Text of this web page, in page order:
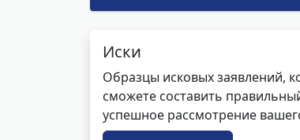
Иски
Образцы исковых заявлений,
сможете составить
успешное рассмотрение